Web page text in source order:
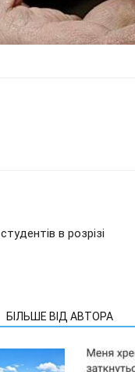
в розрізі
БІЛЬШЕ ВІД АВТОРА